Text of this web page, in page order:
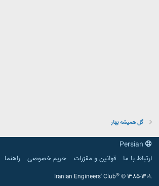
گل هميشه بهار
ارتباط با ما
قوانین و مقرّرات حریم خصوصی راهنما
Iranian Engineers' Club® © 1385-1401.